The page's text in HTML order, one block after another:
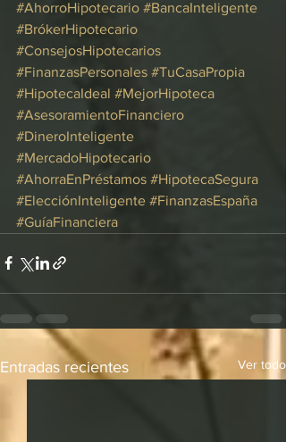
#AhorroHipotecario #BancaInteligente
#BrókerHipotecario
#ConsejosHipotecarios
#FinanzasPersonales #TuCasaPropia
#HipotecaIdeal #MejorHipoteca
#AsesoramientoFinanciero
#DineroInteligente
#MercadoHipotecario
#AhorraEnPréstamos #HipotecaSegura
#ElecciónInteligente #FinanzasEspaña
#GuíaFinanciera
Entradas recientes Ver todo